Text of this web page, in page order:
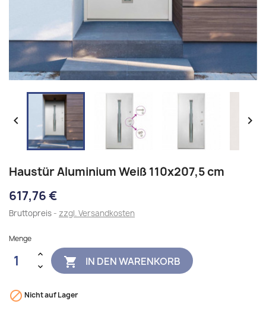
 
Haustür Aluminium Weiß 110x207,5 cm
617,76 €
Bruttopreis zzgl. Versandkosten
Menge
 IN DEN WARENKORB
 Nicht auf Lager